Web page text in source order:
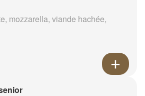
mozzarella, viande hachée,